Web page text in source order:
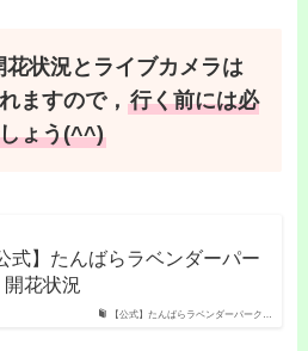
花状況とライブカメラは
ますので， 行く前には必
ょう(^^)
【公式】たんばらラベンダーパーク…
式】たんばらラベンダーパー
開花状況